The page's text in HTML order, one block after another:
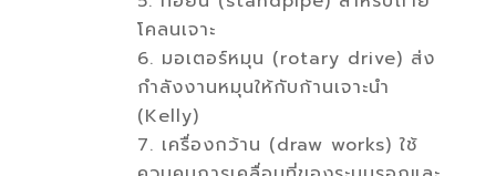
โคลนเจาะ
6. มอเตอร์หมุน (rotary drive) ส่ง
กำลังงานหมุนให้กับก้านเจาะนำ
(Kelly)
7. เครื่องกว้าน (draw works) ใช้